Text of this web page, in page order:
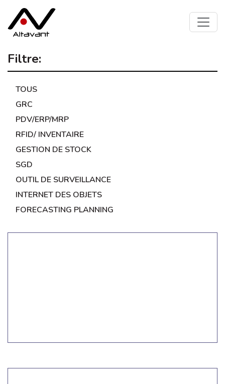
Filtre:
TOUS
GRC
PDV/ERP/MRP
RFID/ INVENTAIRE
GESTION DE STOCK
SGD
OUTIL DE SURVEILLANCE
INTERNET DES OBJETS
FORECASTING PLANNING